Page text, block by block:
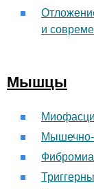
и
Мышцы
Мышечно-